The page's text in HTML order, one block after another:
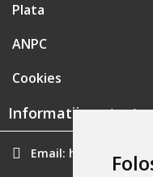
Plata
ANPC
Cookies
Informatii contact:
Email: